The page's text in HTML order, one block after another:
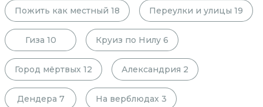
Пожить как местный 18 Переулки и улицы 19
Гиза 10 Круиз по Нилу 6
Город мёртвых 12 Александрия 2
Дендера 7 На верблюдах 3